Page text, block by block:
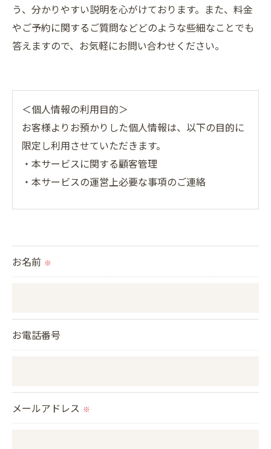
う、分かりやすい説明を心がけております。また、料金
やご予約に関するご質問などどのような些細なことでも
答えますので、お気軽にお問い合わせください。
＜個人情報の利用目的＞
お客様よりお預かりした個人情報は、以下の目的に
限定し利用させていただきます。
・本サービスに関する顧客管理
・本サービスの運営上必要な事項のご連絡
られた場合を除き、
当社では、利用目的の達成に必要な範囲において、
お名前 ※
お電話番号
メールアドレス ※